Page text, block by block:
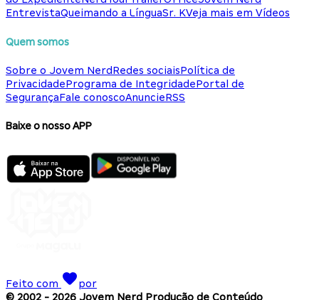
EntrevistaQueimando a LínguaSr. KVeja mais em Vídeos
Quem somos
Sobre o Jovem NerdRedes sociaisPolítica de
PrivacidadePrograma de IntegridadePortal de
SegurançaFale conoscoAnuncieRSS
Baixe o nosso APP
Feito com
por
© 2002 - 2026 Jovem Nerd Produção de Conteúdo